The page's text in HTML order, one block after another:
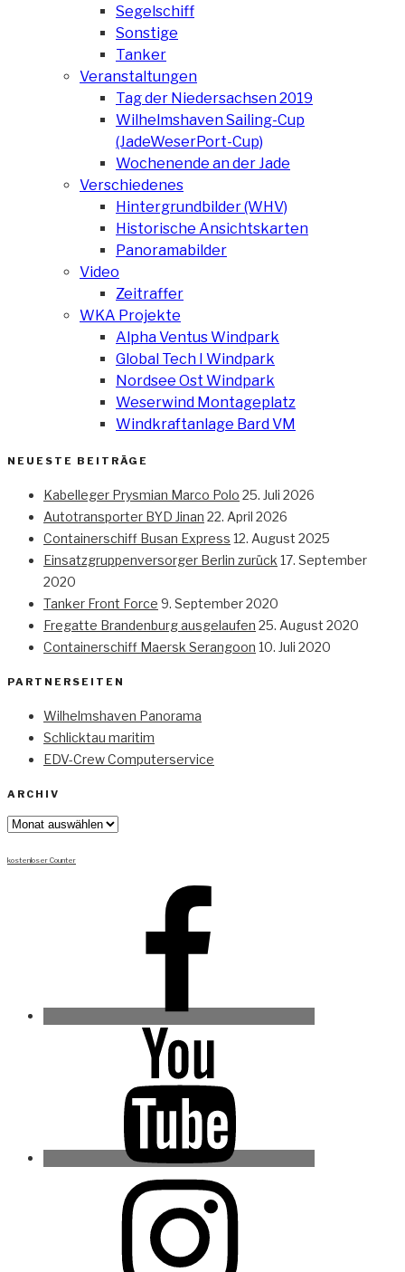
Segelschiff
Sonstige
Tanker
Veranstaltungen
Tag der Niedersachsen 2019
Wilhelmshaven Sailing-Cup
(JadeWeserPort-Cup)
Wochenende an der Jade
Verschiedenes
Hintergrundbilder (WHV)
Historische Ansichtskarten
Panoramabilder
Video
Zeitraffer
WKA Projekte
Alpha Ventus Windpark
Global Tech I Windpark
Nordsee Ost Windpark
Weserwind Montageplatz
Windkraftanlage Bard VM
NEUESTE BEITRÄGE
Kabelleger Prysmian Marco Polo 25. Juli 2026
Autotransporter BYD Jinan 22. April 2026
Containerschiff Busan Express 12. August 2025
Einsatzgruppenversorger Berlin zurück 17. September
2020
Tanker Front Force 9. September 2020
Fregatte Brandenburg ausgelaufen 25. August 2020
Containerschiff Maersk Serangoon 10. Juli 2020
PARTNERSEITEN
Wilhelmshaven Panorama
Schlicktau maritim
EDV-Crew Computerservice
ARCHIV
Archiv
kostenloser Counter